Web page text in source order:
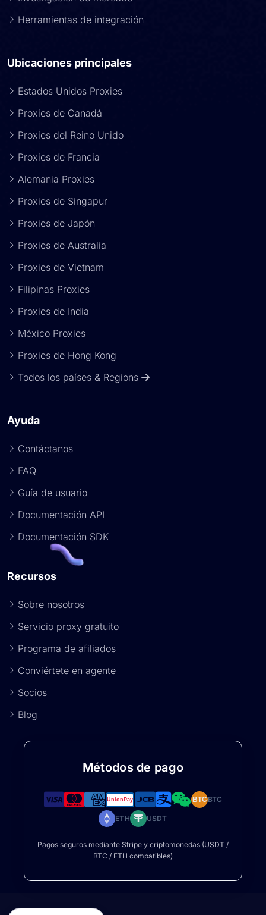
Herramientas de integración
Ubicaciones principales
Estados Unidos Proxies
Proxies de Canadá
Proxies del Reino Unido
Proxies de Francia
Alemania Proxies
Proxies de Singapur
Proxies de Japón
Proxies de Australia
Proxies de Vietnam
Filipinas Proxies
Proxies de India
México Proxies
Proxies de Hong Kong
Todos los países & Regions
Ayuda
Contáctanos
FAQ
Guía de usuario
Documentación API
Documentación SDK
Recursos
Sobre nosotros
Servicio proxy gratuito
Programa de afiliados
Conviértete en agente
Socios
Blog
Métodos de pago
BTCBTC
ETH USDT
Pagos seguros mediante Stripe y criptomonedas (USDT /
BTC / ETH compatibles)